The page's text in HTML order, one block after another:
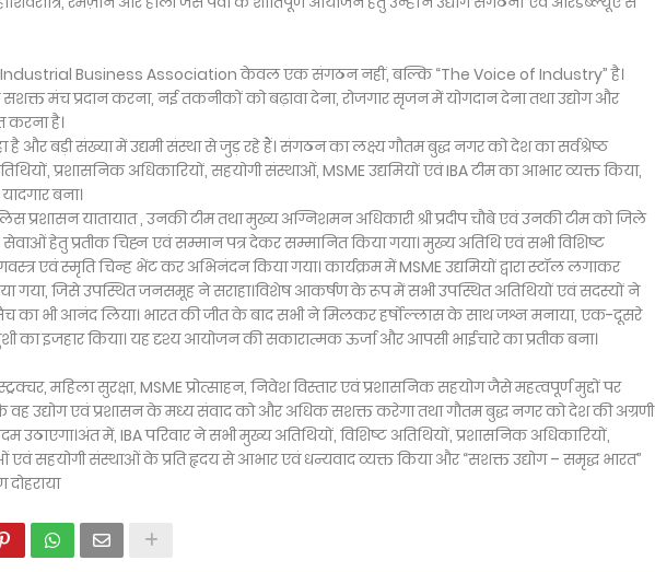
Industrial Business Association केवल एक संगठन नहीं, बल्कि “The Voice of Industry” है।
सशक्त मंच प्रदान करना, नई तकनीकों को बढ़ावा देना, रोजगार सृजन में योगदान देना तथा उद्योग और
करना है।
है और बड़ी संख्या में उद्यमी संस्था से जुड़ रहे हैं। संगठन का लक्ष्य गौतम बुद्ध नगर को देश का सर्वश्रेष्ठ
प्रशासनिक अधिकारियों, सहयोगी संस्थाओं, MSME उद्यमियों एवं IBA टीम का आभार व्यक्त किया,
बना।
प्रशासन यातायात , उनकी टीम तथा मुख्य अग्निशमन अधिकारी श्री प्रदीप चौबे एवं उनकी टीम को जिले
हेतु प्रतीक चिह्न एवं सम्मान पत्र देकर सम्मानित किया गया। मुख्य अतिथि एवं सभी विशिष्ट
एवं स्मृति चिन्ह भेंट कर अभिनंदन किया गया। कार्यक्रम में MSME उद्यमियों द्वारा स्टॉल लगाकर
गया, जिसे उपस्थित जनसमूह ने सराहा।विशेष आकर्षण के रूप में सभी उपस्थित अतिथियों एवं सदस्यों ने
मैच का भी आनंद लिया। भारत की जीत के बाद सभी ने मिलकर हर्षोल्लास के साथ जश्न मनाया, एक-दूसरे
इजहार किया। यह दृश्य आयोजन की सकारात्मक ऊर्जा और आपसी भाईचारे का प्रतीक बना।
महिला सुरक्षा, MSME प्रोत्साहन, निवेश विस्तार एवं प्रशासनिक सहयोग जैसे महत्वपूर्ण मुद्दों पर
वह उद्योग एवं प्रशासन के मध्य संवाद को और अधिक सशक्त करेगा तथा गौतम बुद्ध नगर को देश की अग्रणी
उठाएगा।अंत में, IBA परिवार ने सभी मुख्य अतिथियों, विशिष्ट अतिथियों, प्रशासनिक अधिकारियों,
एवं सहयोगी संस्थाओं के प्रति हृदय से आभार एवं धन्यवाद व्यक्त किया और “सशक्त उद्योग – समृद्ध भारत”